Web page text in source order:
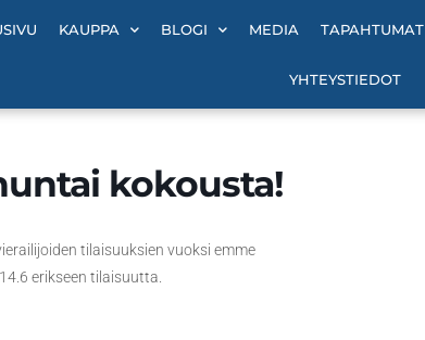
KAUPPA BLOGI MEDIA TAPAHTUMAT
YHTEYSTIEDOT
kokousta!
tilaisuuksien vuoksi emme
erikseen tilaisuutta.